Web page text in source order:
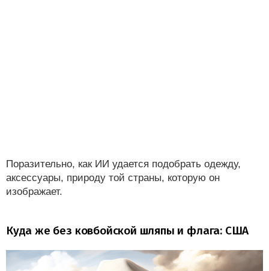
Поразительно, как ИИ удается подобрать одежду,
аксессуары, природу той страны, которую он
изображает.
Куда же без ковбойской шляпы и флага: США